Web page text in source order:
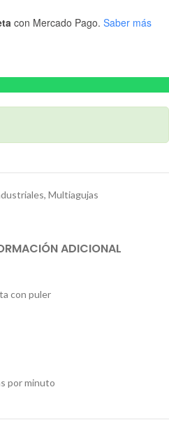
con Mercado Pago. Saber más
, Multiagujas
ADICIONAL
con puler
por minuto